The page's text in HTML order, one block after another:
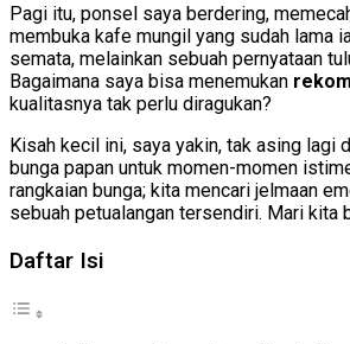
Pagi itu, ponsel saya berdering,
membuka kafe mungil yang sudah lama
semata, melainkan sebuah pernyataan
Bagaimana saya bisa menemukan
kualitasnya tak perlu diragukan?
Kisah kecil ini, saya yakin, tak asing lagi
bunga papan untuk momen-momen
rangkaian bunga; kita mencari jelmaan
sebuah petualangan tersendiri. Mari
Daftar Isi